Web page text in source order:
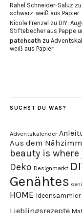
Rahel Schneider-Saluz zu
schwarz-weiß aus Papier
Nicole Frenzel zu DIY:
Stiftebecher aus Pappe
patchcath zu
weiß aus Papier
SUCHST DU WAS?
Adventskalender
Aus dem
beauty is
Deko Designmarkt
Genähtes
HOME Ideensammler
Lieblingsrezepte